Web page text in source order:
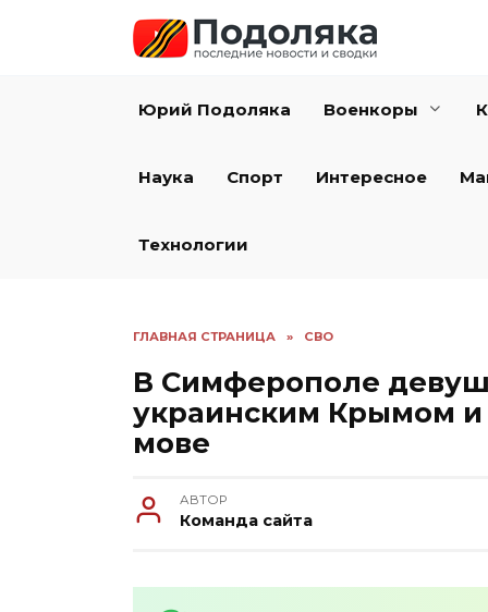
Юрий Подоляка Военкоры
Наука Спорт Интересное
Технологии
ГЛАВНАЯ СТРАНИЦА » СВО
В Симферополе
украинским Крымом
мове
АВТОР
Команда сайта